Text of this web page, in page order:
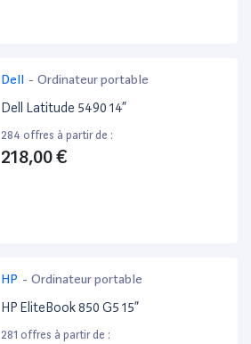
Dell - Ordinateur portable
Dell Latitude 5490 14”
284 offres à partir de :
218,00 €
HP - Ordinateur portable
HP EliteBook 850 G5 15”
281 offres à partir de :